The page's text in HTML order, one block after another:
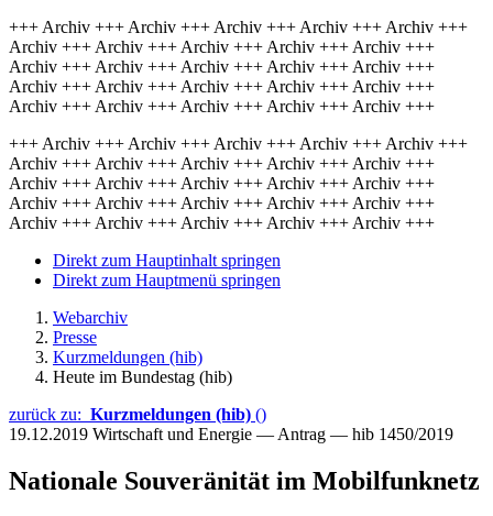
+++ Archiv +++ Archiv +++ Archiv +++ Archiv +++ Archiv +++
Archiv +++ Archiv +++ Archiv +++ Archiv +++ Archiv +++
Archiv +++ Archiv +++ Archiv +++ Archiv +++ Archiv +++
Archiv +++ Archiv +++ Archiv +++ Archiv +++ Archiv +++
Archiv +++ Archiv +++ Archiv +++ Archiv +++ Archiv +++
+++ Archiv +++ Archiv +++ Archiv +++ Archiv +++ Archiv +++
Archiv +++ Archiv +++ Archiv +++ Archiv +++ Archiv +++
Archiv +++ Archiv +++ Archiv +++ Archiv +++ Archiv +++
Archiv +++ Archiv +++ Archiv +++ Archiv +++ Archiv +++
Archiv +++ Archiv +++ Archiv +++ Archiv +++ Archiv +++
Direkt zum Hauptinhalt springen
Direkt zum Hauptmenü springen
Webarchiv
Presse
Kurzmeldungen (hib)
Heute im Bundestag (hib)
zurück zu: Kurzmeldungen (hib) ()
19.12.2019 Wirtschaft und Energie — Antrag — hib 1450/2019
Nationale Souveränität im Mobilfunknetz